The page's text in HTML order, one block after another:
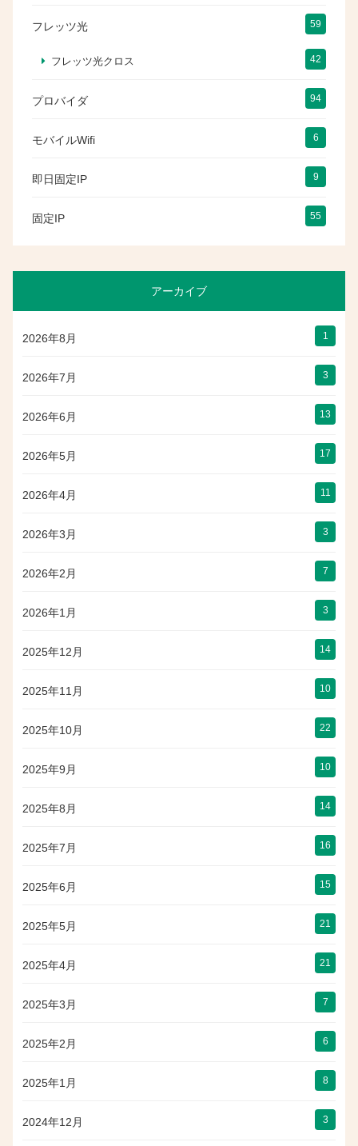
フレッツ光 59
フレッツ光クロス 42
プロバイダ 94
モバイルWifi 6
即日固定IP 9
固定IP 55
アーカイブ
2026年8月 1
2026年7月 3
2026年6月 13
2026年5月 17
2026年4月 11
2026年3月 3
2026年2月 7
2026年1月 3
2025年12月 14
2025年11月 10
2025年10月 22
2025年9月 10
2025年8月 14
2025年7月 16
2025年6月 15
2025年5月 21
2025年4月 21
2025年3月 7
2025年2月 6
2025年1月 8
2024年12月 3